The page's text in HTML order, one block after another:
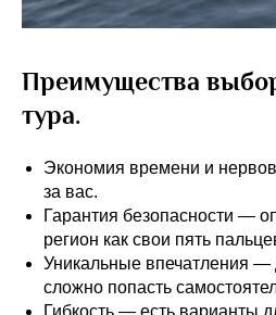
Преимущества
тура.
Экономия времени и
за вас.
Гарантия безопасности —
регион как свои пять
Уникальные впечатления —
сложно попасть
Гибкость — есть варианты